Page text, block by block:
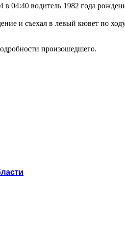
04:40 водитель 1982 года
и съехал в левый кювет по
произошедшего.